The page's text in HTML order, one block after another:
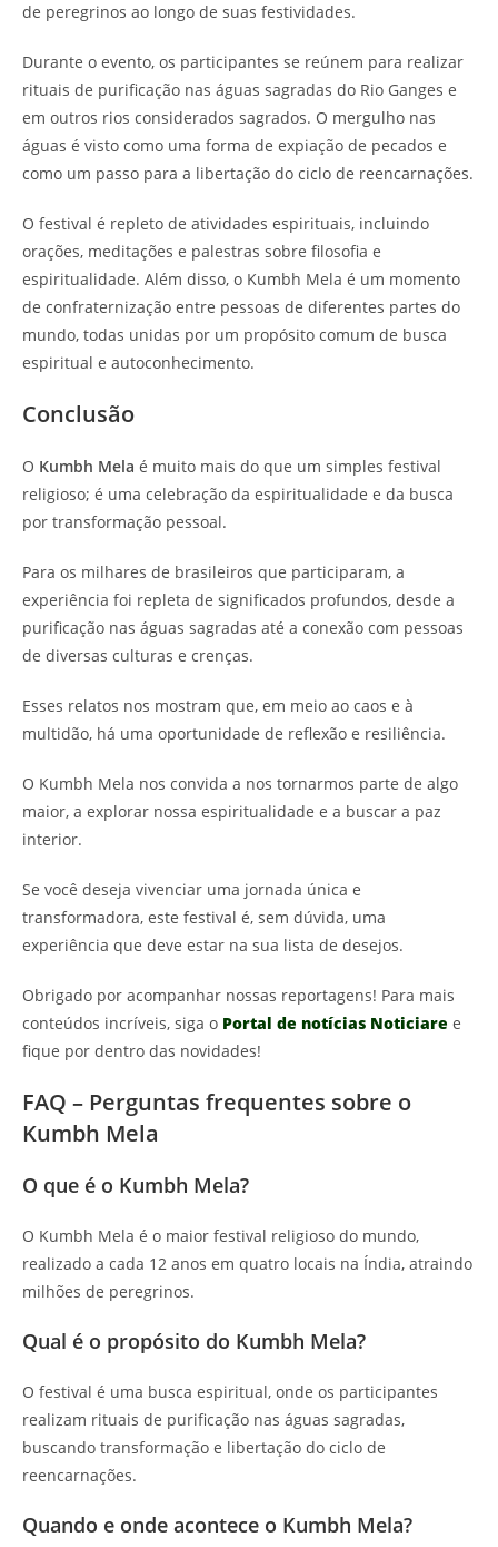
de peregrinos ao longo de suas festividades.
Durante o evento, os participantes se reúnem para realizar
rituais de purificação nas águas sagradas do Rio Ganges e
em outros rios considerados sagrados. O mergulho nas
águas é visto como uma forma de expiação de pecados e
como um passo para a libertação do ciclo de reencarnações.
O festival é repleto de atividades espirituais, incluindo
orações, meditações e palestras sobre filosofia e
espiritualidade. Além disso, o Kumbh Mela é um momento
de confraternização entre pessoas de diferentes partes do
mundo, todas unidas por um propósito comum de busca
espiritual e autoconhecimento.
Conclusão
O Kumbh Mela é muito mais do que um simples festival
religioso; é uma celebração da espiritualidade e da busca
por transformação pessoal.
Para os milhares de brasileiros que participaram, a
experiência foi repleta de significados profundos, desde a
purificação nas águas sagradas até a conexão com pessoas
de diversas culturas e crenças.
Esses relatos nos mostram que, em meio ao caos e à
multidão, há uma oportunidade de reflexão e resiliência.
O Kumbh Mela nos convida a nos tornarmos parte de algo
maior, a explorar nossa espiritualidade e a buscar a paz
interior.
Se você deseja vivenciar uma jornada única e
transformadora, este festival é, sem dúvida, uma
experiência que deve estar na sua lista de desejos.
Obrigado por acompanhar nossas reportagens! Para mais
conteúdos incríveis, siga o Portal de notícias Noticiare e
fique por dentro das novidades!
FAQ – Perguntas frequentes sobre o
Kumbh Mela
O que é o Kumbh Mela?
O Kumbh Mela é o maior festival religioso do mundo,
realizado a cada 12 anos em quatro locais na Índia, atraindo
milhões de peregrinos.
Qual é o propósito do Kumbh Mela?
O festival é uma busca espiritual, onde os participantes
realizam rituais de purificação nas águas sagradas,
buscando transformação e libertação do ciclo de
reencarnações.
Quando e onde acontece o Kumbh Mela?